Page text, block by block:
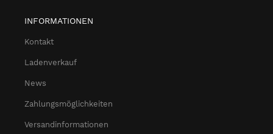
INFORMATIONEN
Kontakt
Ladenverkauf
News
Zahlungsmöglichkeiten
Versandinformationen